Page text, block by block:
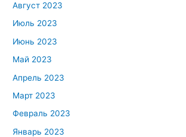
Август 2023
Июль 2023
Июнь 2023
Май 2023
Апрель 2023
Март 2023
Февраль 2023
Январь 2023